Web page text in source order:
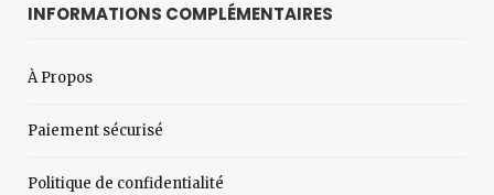
INFORMATIONS COMPLÉMENTAIRES
À Propos
Paiement sécurisé
Politique de confidentialité